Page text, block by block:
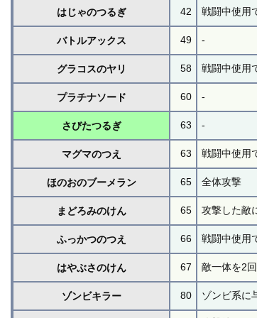
はじゃのつるぎ 42 戦闘中使用
バトルアックス 49 -
グラコスのヤリ 58 戦闘中使用
プラチナソード 60 -
さびたつるぎ 63 -
マグマのつえ 63 戦闘中使用
ほのおのブーメラン 65 全体攻撃
まどろみのけん 65 攻撃した敵
ふっかつのつえ 66 戦闘中使用
はやぶさのけん 67 敵一体を2
ゾンビキラー 80 ゾンビ系に